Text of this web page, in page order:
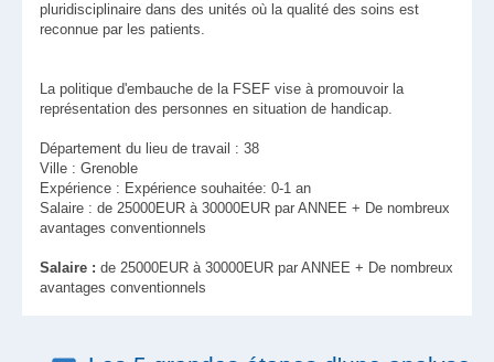
pluridisciplinaire dans des unités où la qualité des soins est
reconnue par les patients.
La politique d'embauche de la FSEF vise à promouvoir la
représentation des personnes en situation de handicap.
Département du lieu de travail : 38
Ville : Grenoble
Expérience : Expérience souhaitée: 0-1 an
Salaire : de 25000EUR à 30000EUR par ANNEE + De nombreux
avantages conventionnels
Salaire : de 25000EUR à 30000EUR par ANNEE + De nombreux
avantages conventionnels